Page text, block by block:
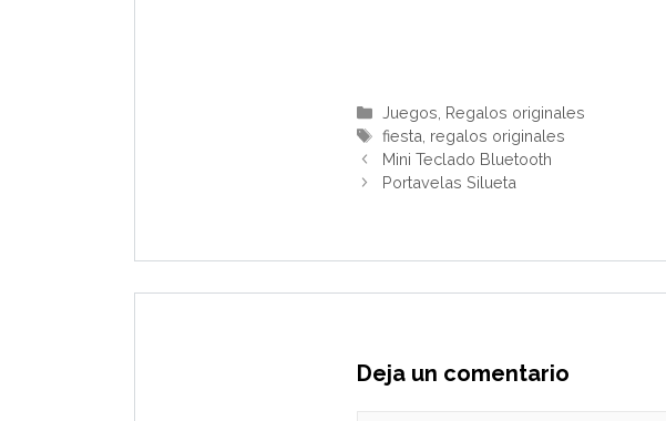
Categorías
Juegos Regalos originales
Etiquetas
fiesta regalos originales
Mini Teclado Bluetooth
Portavelas Silueta
Deja un comentario